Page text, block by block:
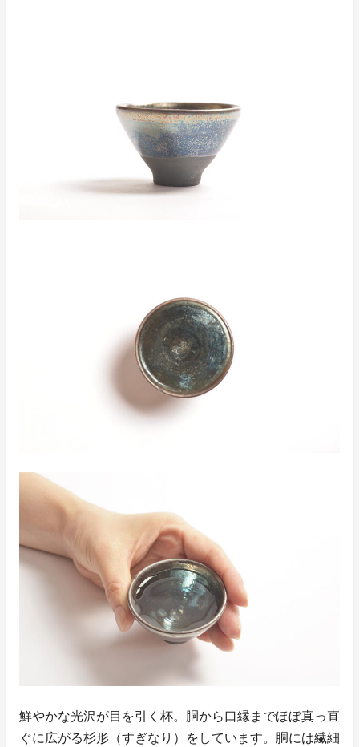
鮮やかな光沢が目を引く杯。胴から口縁までほぼ真っ直
ぐに広がる杉形（すぎなり）をしています。胴には繊細